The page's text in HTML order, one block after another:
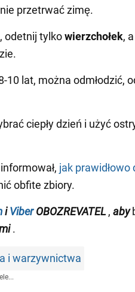
przetrwać zimę.
odetnij tylkowierzchołek,
10 lat, można odmłodzić,
ciepły dzień i użyć
jak prawidłowo
obfite zbiory.
iViberOBOZREVATEL , aby
.
i warzywnictwa